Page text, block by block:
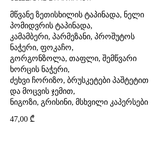
მწვანე ზეთისხილის ტაპინადა, ნელი
პომიდვრის ტაპინადა,
კამამბერი, პარმეზანი, პროშუტოს
ნაჭერი, ფოკაჩო,
გორგონზოლა, თაფლი, შემწვარი
ხორცის ნაჭერი,
ძეხვი ჩორიზო, ბრუსკეტები პაშტეტით
და მოცვის ჯემით,
ნიგოზი, გრისინი, მსხვილი კაპერსები
47,00 ₾